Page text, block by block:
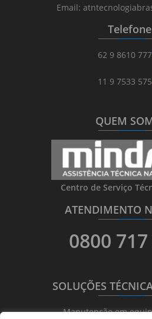
Email:
________________
62 9 8610
11 9 7533
QUEM
________________
Centro de Serviço
ATENDIMENTO
________________
0800
SOLUÇÕES________________
Manutenção em